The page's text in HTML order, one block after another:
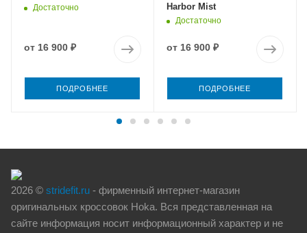
Достаточно
от 16 900 ₽
ПОДРОБНЕЕ
Harbor Mist
Достаточно
от 16 900 ₽
ПОДРОБНЕЕ
2026 © stridefit.ru - фирменный интернет-магазин
оригинальных кроссовок Hoka. Вся представленная на
сайте информация носит информационный характер и не